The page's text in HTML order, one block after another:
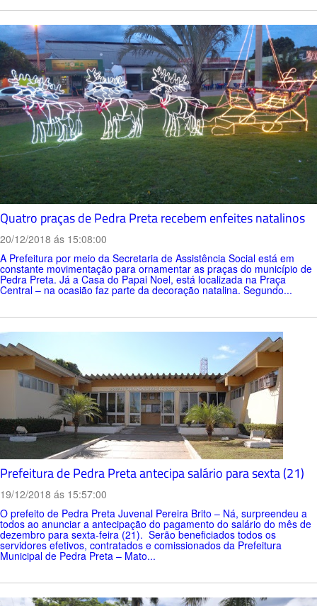
Quatro praças de Pedra Preta recebem enfeites natalinos
20/12/2018 ás 15:08:00
A Prefeitura por meio da Secretaria de Assistência Social está em
constante movimentação para ornamentar as praças do município de
Pedra Preta. Já a Casa do Papai Noel, está localizada na Praça
Central – na ocasião faz parte da decoração natalina. Segundo...
Prefeitura de Pedra Preta antecipa salário para sexta (21)
19/12/2018 ás 15:57:00
O prefeito de Pedra Preta Juvenal Pereira Brito – Ná, surpreendeu a
todos ao anunciar a antecipação do pagamento do salário do mês de
dezembro para sexta-feira (21). Serão beneficiados todos os
servidores efetivos, contratados e comissionados da Prefeitura
Municipal de Pedra Preta – Mato...